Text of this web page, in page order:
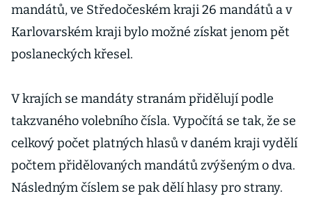
mandátů, ve Středočeském kraji 26 mandátů a v
Karlovarském kraji bylo možné získat jenom pět
poslaneckých křesel.
V krajích se mandáty stranám přidělují podle
takzvaného volebního čísla. Vypočítá se tak, že se
celkový počet platných hlasů v daném kraji vydělí
počtem přidělovaných mandátů zvýšeným o dva.
Následným číslem se pak dělí hlasy pro strany.